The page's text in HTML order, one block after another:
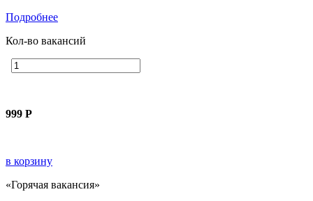
Подробнее
Кол-во вакансий
999 Р
в корзину
«Горячая вакансия»